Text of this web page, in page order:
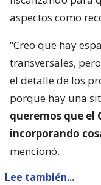
aspectos como
“Creo que hay
transversales,
el detalle de los
porque hay una
queremos que el
incorporando
mencionó.
Lee también...